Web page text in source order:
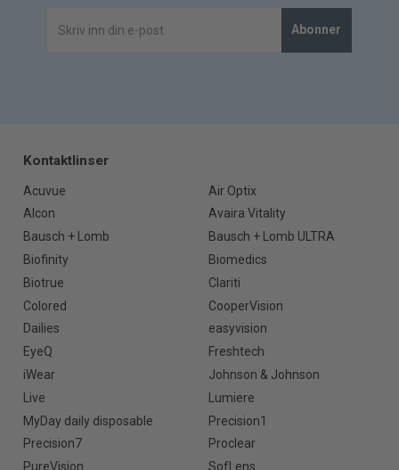
Abonner
Kontaktlinser
Acuvue
Air Optix
Alcon
Avaira Vitality
Bausch + Lomb
Bausch + Lomb ULTRA
Biofinity
Biomedics
Biotrue
Clariti
Colored
CooperVision
Dailies
easyvision
EyeQ
Freshtech
iWear
Johnson & Johnson
Live
Lumiere
MyDay daily disposable
Precision1
Precision7
Proclear
PureVision
SofLens